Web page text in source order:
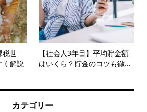
税世
く解説
【社会人3年目】平均貯金額
はいくら？貯金のコツも徹...
カテゴリー